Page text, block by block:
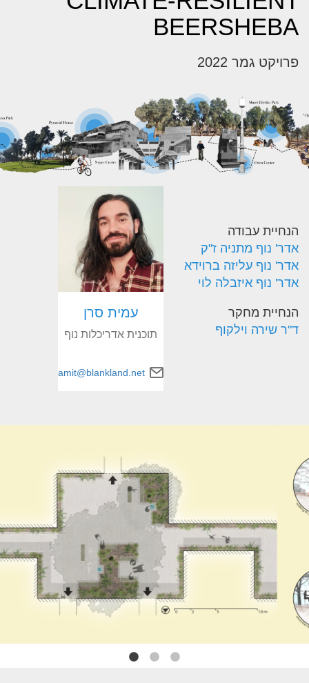
BEERSHEBA
פרויקט גמר 2022
הנחיית עבודה
אדר' נוף מתניה ז"ק
אדר' נוף עליזה ברוידא
אדר' נוף איזבלה לוי
הנחיית מחקר
ד"ר שירה וילקוף
עמית סרן
תוכנית אדריכלות נוף
amit@blankland.net